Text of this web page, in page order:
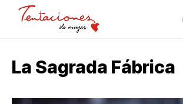
La Sagrada Fábrica